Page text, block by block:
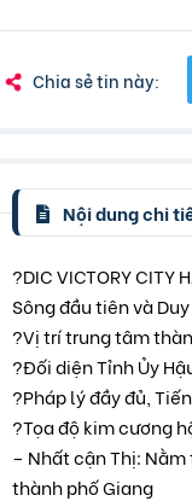
Chia sẻ tin này:
Nội dung chi
?DIC VICTORY CITY
Sông đầu tiên và
?Vị trí trung tâm
?Đối diện Tỉnh Ủy
?Pháp lý đầy đủ,
?Tọa độ kim cương
– Nhất cận Thị:
thành phố Giang